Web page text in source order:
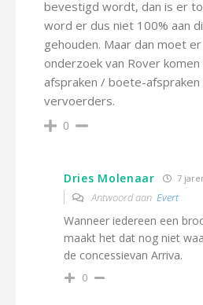
bevestigd wordt, dan is er
word er dus niet 100% aan
gehouden. Maar dan moet
onderzoek van Rover
afspraken / boete-afspraken
vervoerders.
0
Dries Molenaar 7
Antwoord aan Evert
Wanneer iedereen een
maakt het dat nog niet
de concessievan Arriva.
0